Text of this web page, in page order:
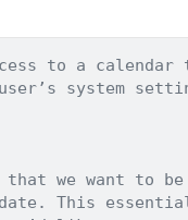
to a calendar
system
we want to be
This